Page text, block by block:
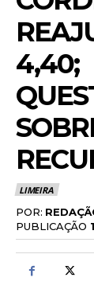
4,40;
LIMEIRA
POR:
PUBLICAÇÃO